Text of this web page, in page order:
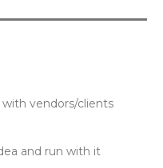
vendors/clients
and run with it